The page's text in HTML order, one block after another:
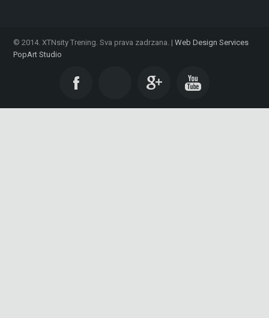
© 2014. XTNsity Trening. Sva prava zadrzana. | Web Design Services
PopArt Studio